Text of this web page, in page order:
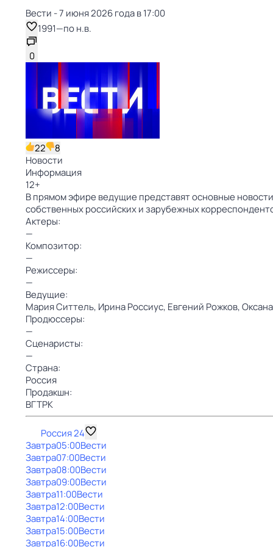
Вести - 7 июня 2026 года в 17:00
1991—по н.в.
0
22
8
Новости
Информация
12+
В прямом эфире ведущие представят основные
собственных российских и зарубежных
Актеры:
—
Композитор:
—
Режиссеры:
—
Ведущие:
Мария Ситтель, Ирина Россиус, Евгений Рожков,
Продюссеры:
—
Сценаристы:
—
Страна:
Россия
Продакшн:
ВГТРК
Россия 24
Завтра05:00Вести
Завтра07:00Вести
Завтра08:00Вести
Завтра09:00Вести
Завтра11:00Вести
Завтра12:00Вести
Завтра14:00Вести
Завтра15:00Вести
Завтра16:00Вести